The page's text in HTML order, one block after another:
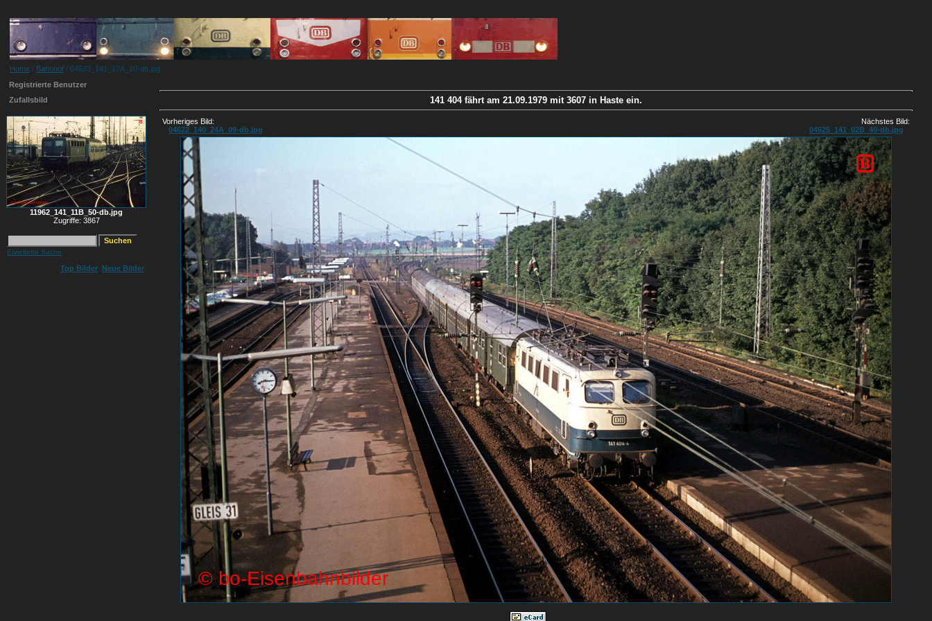
Home / Bahnhof / 04623_141_17A_10-db.jpg
Registrierte Benutzer
Zufallsbild
11962_141_11B_50-db.jpg
Zugriffe: 3867
Erweiterte Suche
Top Bilder Neue Bilder
141 404 fährt am 21.09.1979 mit 3607 in Haste ein.
Vorheriges Bild:
04622_140_24A_09-db.jpg
Nächstes Bild:
04625_141_02B_40-db.jpg